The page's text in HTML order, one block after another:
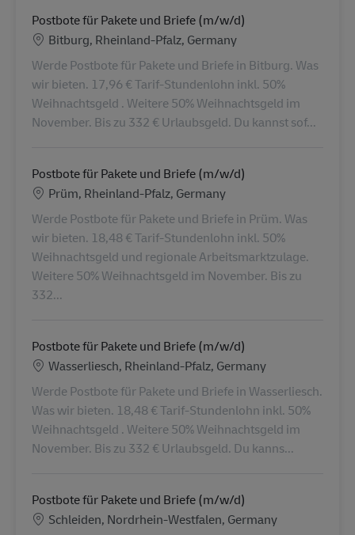
Postbote für Pakete und Briefe (m/w/d)
Location
Bitburg, Rheinland-Pfalz, Germany
Werde Postbote für Pakete und Briefe in Bitburg. Was
wir bieten. 17,96 € Tarif-Stundenlohn inkl. 50%
Weihnachtsgeld . Weitere 50% Weihnachtsgeld im
November. Bis zu 332 € Urlaubsgeld. Du kannst sof...
Postbote für Pakete und Briefe (m/w/d)
Location
Prüm, Rheinland-Pfalz, Germany
Werde Postbote für Pakete und Briefe in Prüm. Was
wir bieten. 18,48 € Tarif-Stundenlohn inkl. 50%
Weihnachtsgeld und regionale Arbeitsmarktzulage.
Weitere 50% Weihnachtsgeld im November. Bis zu
332...
Postbote für Pakete und Briefe (m/w/d)
Location
Wasserliesch, Rheinland-Pfalz, Germany
Werde Postbote für Pakete und Briefe in Wasserliesch.
Was wir bieten. 18,48 € Tarif-Stundenlohn inkl. 50%
Weihnachtsgeld . Weitere 50% Weihnachtsgeld im
November. Bis zu 332 € Urlaubsgeld. Du kanns...
Postbote für Pakete und Briefe (m/w/d)
Location
Schleiden, Nordrhein-Westfalen, Germany